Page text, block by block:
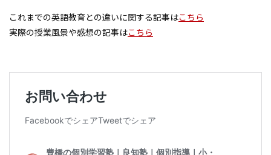
これまでの英語教育との違いに関する記事はこちら
実際の授業風景や感想の記事はこちら